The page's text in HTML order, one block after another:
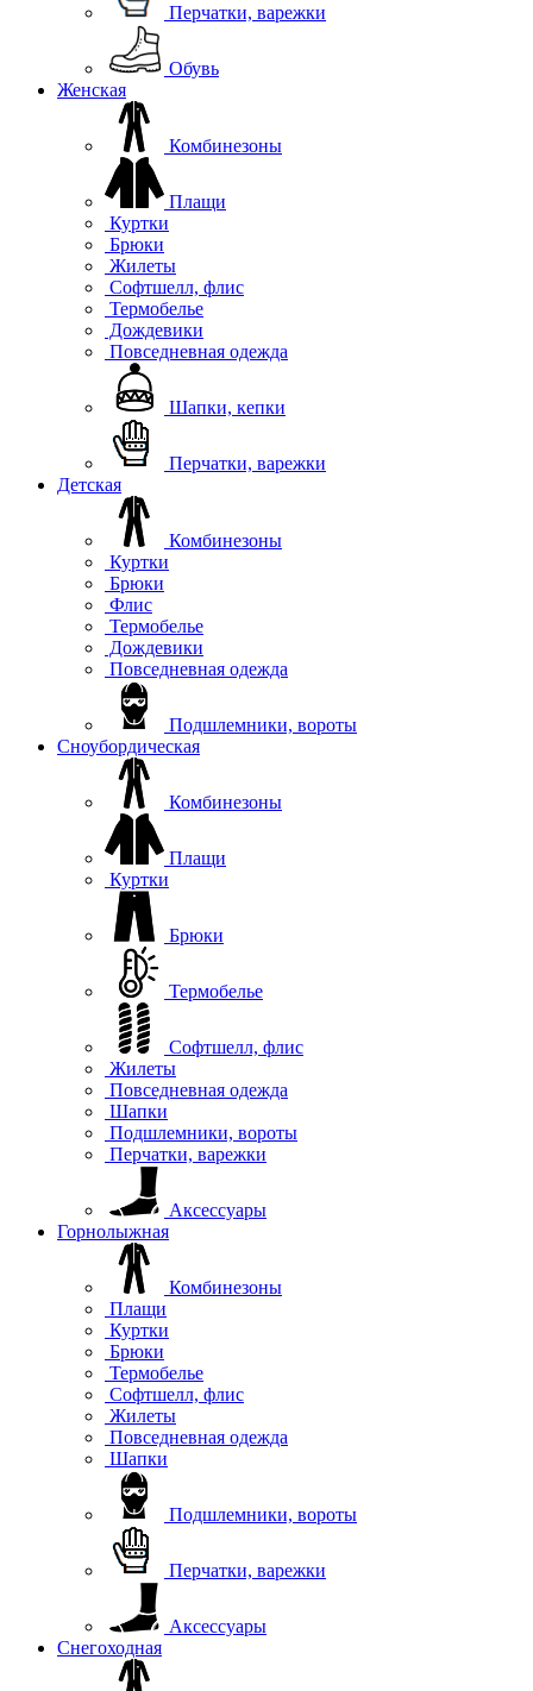
Перчатки, варежки
Обувь
Женская
Комбинезоны
Плащи
Куртки
Брюки
Жилеты
Софтшелл, флис
Термобелье
Дождевики
Повседневная одежда
Шапки, кепки
Перчатки, варежки
Детская
Комбинезоны
Куртки
Брюки
Флис
Термобелье
Дождевики
Повседневная одежда
Подшлемники, вороты
Сноубордическая
Комбинезоны
Плащи
Куртки
Брюки
Термобелье
Софтшелл, флис
Жилеты
Повседневная одежда
Шапки
Подшлемники, вороты
Перчатки, варежки
Аксессуары
Горнолыжная
Комбинезоны
Плащи
Куртки
Брюки
Термобелье
Софтшелл, флис
Жилеты
Повседневная одежда
Шапки
Подшлемники, вороты
Перчатки, варежки
Аксессуары
Снегоходная